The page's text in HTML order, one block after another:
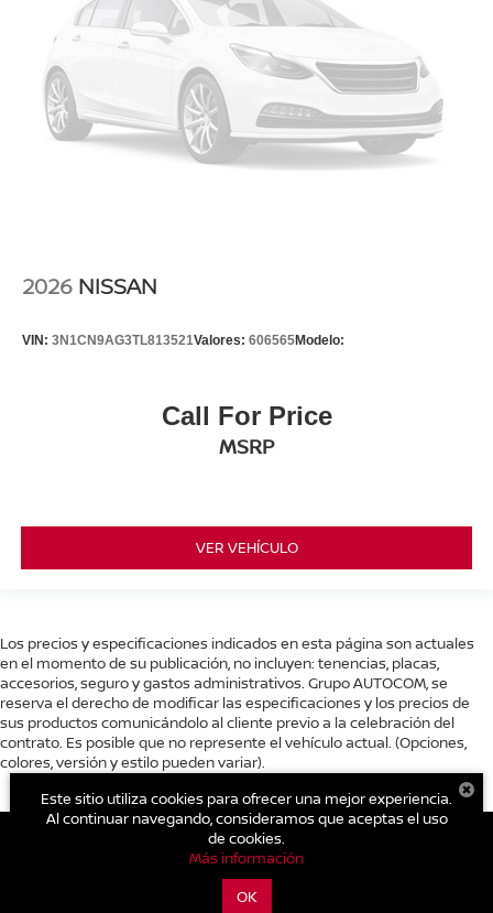
2026 NISSAN
VIN: 3N1CN9AG3TL813521Valores: 606565Modelo:
Call For Price
MSRP
VER VEHÍCULO
Los precios y especificaciones indicados en esta página son actuales
en el momento de su publicación, no incluyen: tenencias, placas,
accesorios, seguro y gastos administrativos. Grupo AUTOCOM, se
reserva el derecho de modificar las especificaciones y los precios de
sus productos comunicándolo al cliente previo a la celebración del
contrato. Es posible que no represente el vehículo actual. (Opciones,
colores, versión y estilo pueden variar).
Carretera Toluca - Zitácuaro Km.
Michoacán de Ocampo,México
Este sitio utiliza cookies para ofrecer una mejor experiencia.
Al continuar navegando, consideramos que aceptas el uso
de cookies.
Más información
OK